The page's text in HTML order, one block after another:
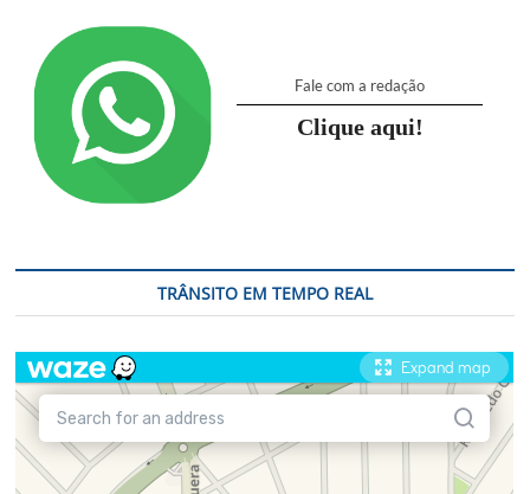
Fale com a redação
Clique aqui!
TRÂNSITO EM TEMPO REAL